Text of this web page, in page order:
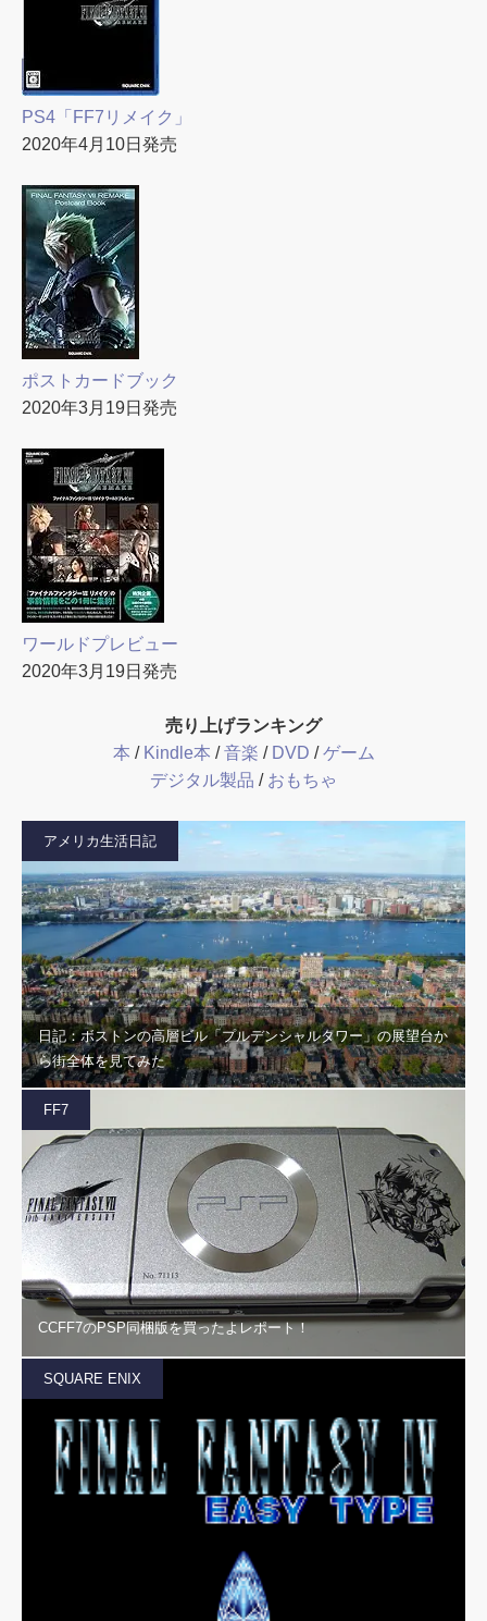
PS4「FF7リメイク」
2020年4月10日発売
ポストカードブック
2020年3月19日発売
ワールドプレビュー
2020年3月19日発売
売り上げランキング
本 / Kindle本 /音楽 / DVD /ゲーム
デジタル製品 / おもちゃ
アメリカ生活日記
日記：ボストンの高層ビル「プルデンシャルタワー」の展望台か
ら街全体を見てみた
FF7
CCFF7のPSP同梱版を買ったよレポート！
SQUARE ENIX